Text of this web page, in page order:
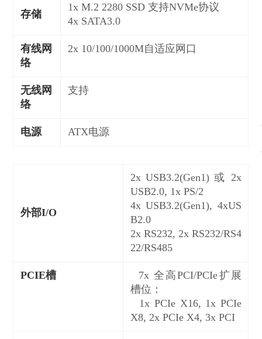
存储
1x M.2 2280 SSD 支持NVMe协议
4x SATA3.0
有线网
络
2x 10/100/1000M自适应网口
无线网
络
支持
电源 ATX电源
外部I/O
2x USB3.2(Gen1) 或 2x
USB2.0, 1x PS/2
4x USB3.2(Gen1), 4xUS
B2.0
2x RS232, 2x RS232/RS4
22/RS485
PCIE槽
7x 全高PCI/PCIe扩展
槽位：
1x PCIe X16, 1x PCIe
X8, 2x PCIe X4, 3x PCI